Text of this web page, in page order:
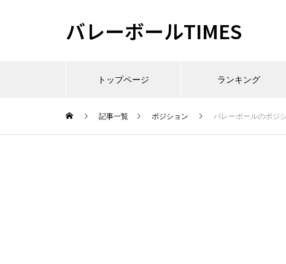
バレーボールTIMES
トップページ ランキング
記事一覧 ポジション バレーボールのポジ